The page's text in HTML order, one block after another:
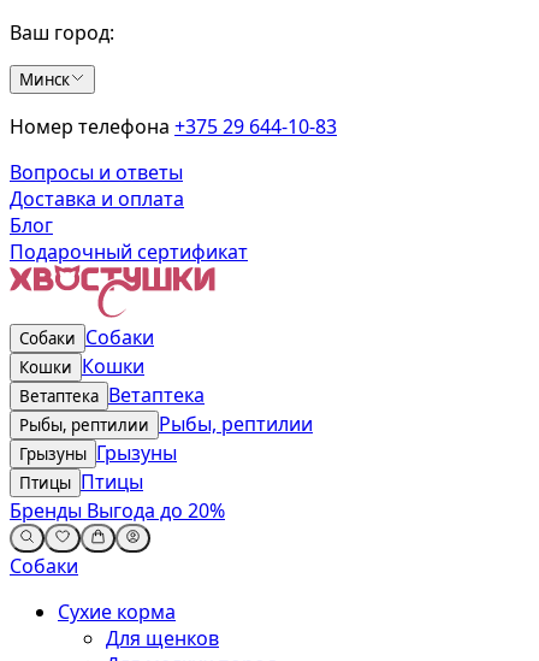
Ваш город:
Минск
Номер телефона +375 29 644-10-83
Вопросы и ответы
Доставка и оплата
Блог
Подарочный сертификат
Собаки Собаки
Кошки Кошки
Ветаптека Ветаптека
Рыбы, рептилии Рыбы, рептилии
Грызуны Грызуны
Птицы Птицы
Бренды Выгода до 20%
Собаки
Сухие корма
Для щенков